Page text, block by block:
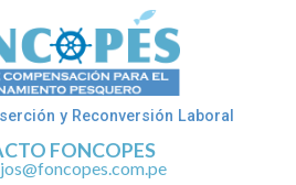
y Reconversión Laboral
FONCOPES